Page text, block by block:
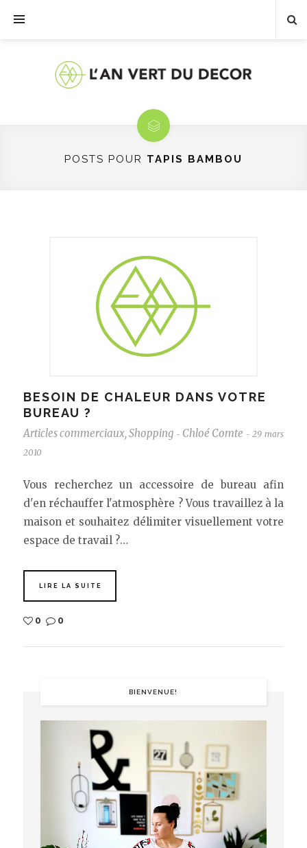
POSTS POUR TAPIS BAMBOU
BESOIN DE CHALEUR DANS VOTRE
BUREAU ?
Articles commerciaux, Shopping - Chloé Comte - 29 mars
2010
Vous recherchez un accessoire de bureau afin
d'en réchauffer l'atmosphère ? Vous travaillez à la
maison et souhaitez délimiter visuellement votre
espace de travail ?…
LIRE LA SUITE
0 0
BIENVENUE!